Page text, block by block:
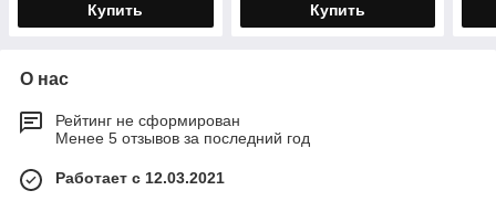
Купить Купить
О нас
Рейтинг не сформирован
Менее 5 отзывов за последний год
Работает с 12.03.2021